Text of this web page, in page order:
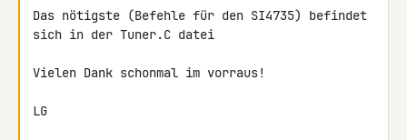
Das nötigste (Befehle für den SI4735) befindet
sich in der Tuner.C datei
Vielen Dank schonmal im vorraus!
LG